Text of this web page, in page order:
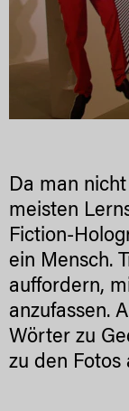
Da man
meisten
Fiction-
ein Mensch.
auffordern,
anzufassen.
Wörter zu
zu den Fotos